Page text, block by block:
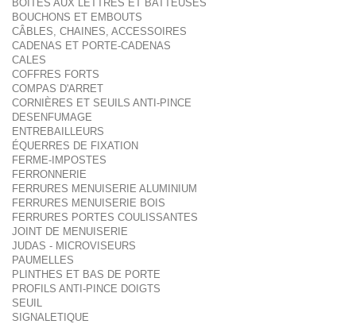
BOITES AUX LETTRES ET BATTEUSES
BOUCHONS ET EMBOUTS
CÂBLES, CHAINES, ACCESSOIRES
CADENAS ET PORTE-CADENAS
CALES
COFFRES FORTS
COMPAS D'ARRET
CORNIÈRES ET SEUILS ANTI-PINCE
DESENFUMAGE
ENTREBAILLEURS
ÉQUERRES DE FIXATION
FERME-IMPOSTES
FERRONNERIE
FERRURES MENUISERIE ALUMINIUM
FERRURES MENUISERIE BOIS
FERRURES PORTES COULISSANTES
JOINT DE MENUISERIE
JUDAS - MICROVISEURS
PAUMELLES
PLINTHES ET BAS DE PORTE
PROFILS ANTI-PINCE DOIGTS
SEUIL
SIGNALETIQUE